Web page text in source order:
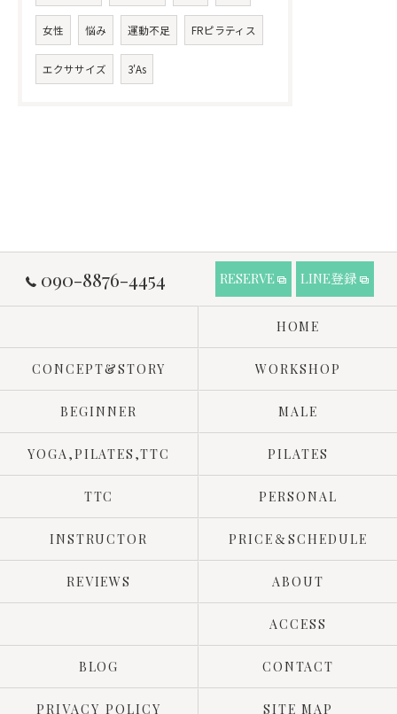
女性 悩み 運動不足 FRピラティス
エクササイズ 3'As
090-8876-4454 RESERVE LINE登録
HOME
CONCEPT&STORY WORKSHOP
BEGINNER MALE
YOGA,PILATES,TTC PILATES
TTC PERSONAL
INSTRUCTOR PRICE＆SCHEDULE
REVIEWS ABOUT
ACCESS
BLOG CONTACT
PRIVACY POLICY SITE MAP